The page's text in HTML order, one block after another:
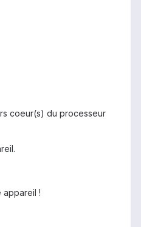
coeur(s) du processeur
!